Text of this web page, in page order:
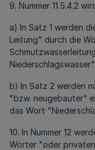
9. Nummer 11.5.4.2
a) In Satz 1 werden
Leitung" durch die
b) In Satz 2 werden
"bzw. neugebauter"
das Wort
10. In Nummer 12
Wörter "oder